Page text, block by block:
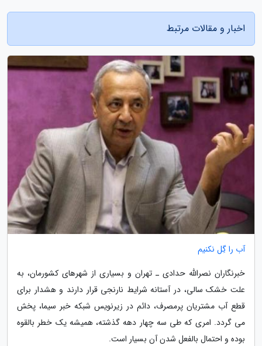
اخبار و مقالات مرتبط
آب را گِل نکنیم
خبرنگاران نصرالله حدادی ـ تهران و بسیاری از شهرهای کشورمان، به
علت خشک سالی، در آستانه شرایط نارنجی قرار دارند و هشدار برای
قطع آب مشتریان پرمصرف، دائم در زیرنویس شبکه خبر سیما، پخش
می گردد. امری که طی سه چهار دهه گذشته، همیشه یک خطر بالقوه
بوده و احتمال بالفعل شدن آن بسیار است.